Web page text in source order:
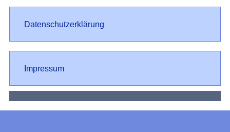
Datenschutz
Datenschutzerklärung
Impressum
Impressum